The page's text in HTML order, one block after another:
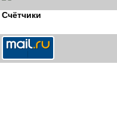
Счётчики